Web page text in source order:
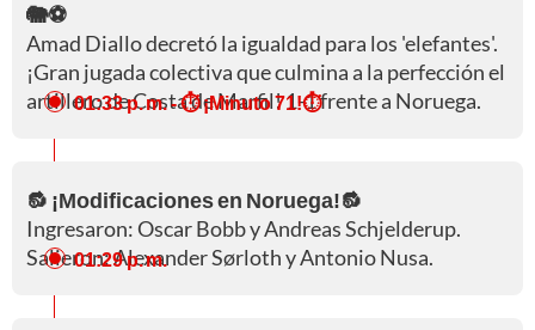
🐘⚽
Amad Diallo decretó la igualdad para los 'elefantes'.
¡Gran jugada colectiva que culmina a la perfección el
artillero de Costa de Marfil! 1-1 frente a Noruega.
01:33 p. m.- ⏱️ ¡Minuto 71!⏱️
🔂 ¡Modificaciones en Noruega!🔂
Ingresaron: Oscar Bobb y Andreas Schjelderup.
Salieron: Alexander Sørloth y Antonio Nusa.
01:29 p. m.